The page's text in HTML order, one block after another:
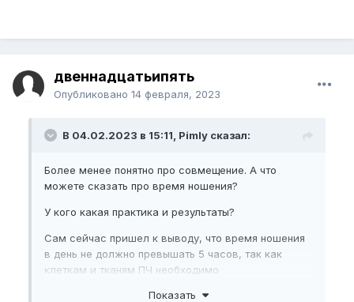
двеннадцатьипять
Опубликовано 14 февраля, 2023
В 04.02.2023 в 15:11, Pimly сказал:
Более менее понятно про совмещение. А что
можете сказать про время ношения?
У кого какая практика и результаты?
Сам сейчас пришел к выводу, что время ношения
в день не должно превышать 5 часов, так как
клеткам и тканям ПЧ необходимо
Показать